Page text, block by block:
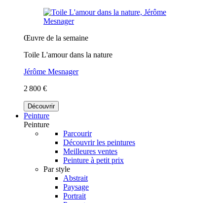
Œuvre de la semaine
Toile L'amour dans la nature
Jérôme Mesnager
2 800 €
Découvrir
Peinture
Peinture
Parcourir
Découvrir les peintures
Meilleures ventes
Peinture à petit prix
Par style
Abstrait
Paysage
Portrait